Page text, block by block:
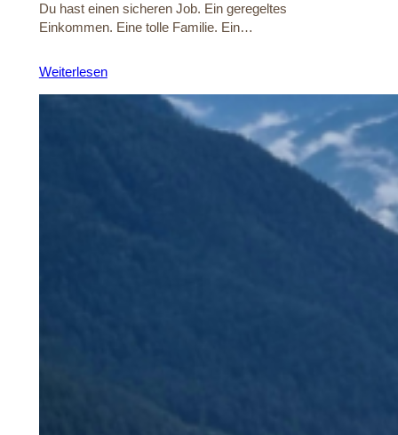
Du hast einen sicheren Job. Ein geregeltes
Einkommen. Eine tolle Familie. Ein…
Weiterlesen